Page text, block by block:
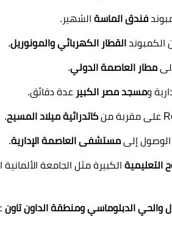
فندق الماسة الشهير.
الكمبوند القطار الكهربائي والمونوريل.
مطار العاصمة الدولي.
ومسجد مصر الكبير عدة دقائق.
كاتدرائية ميلاد المسيح.
مستشفى العاصمة الإدارية.
التعليمية الكبيرة مثل الجامعة الألمانية
والحي الدبلوماسي ومنطقة الداون تاون